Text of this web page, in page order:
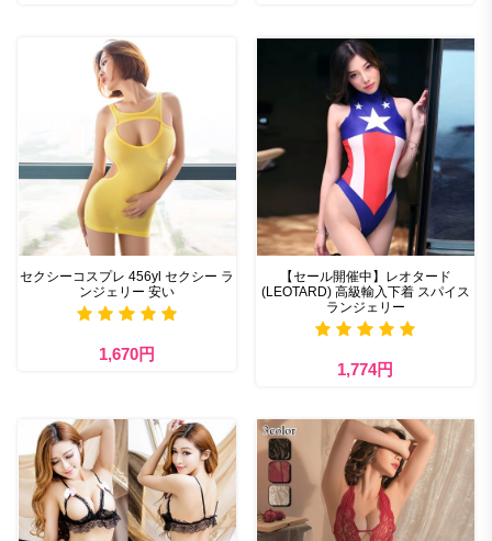
セクシーコスプレ 456yl セクシー ラ
ンジェリー 安い
1,670円
【セール開催中】レオタード
(LEOTARD) 高級輸入下着 スパイス
ランジェリー
1,774円